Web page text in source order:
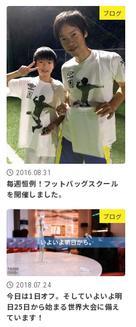
ブログ
2016.08.31
毎週恒例！フットバッグスクール
を開催しました。
ブログ
2018.07.24
今日は1日オフ。そしていよいよ明
日25日から始まる世界大会に備え
ています！